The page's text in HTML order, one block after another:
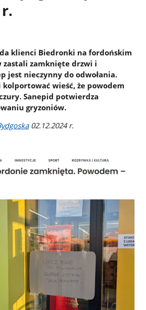
klienci Biedronki na fordońskim
zastali zamknięte drzwi i
jest nieczynny do odwołania.
kolportować wieść, że powodem
Sanepid potwierdza
gryzoniów.
02.12.2024 r.